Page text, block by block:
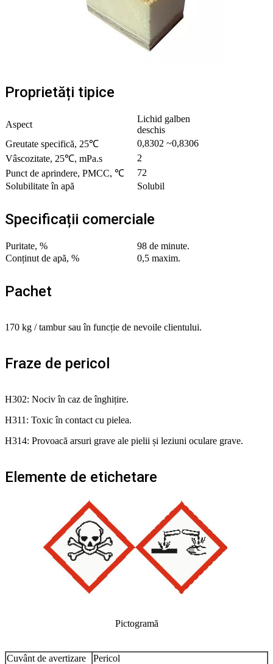
Proprietăți tipice
Aspect
Lichid galben
deschis
Greutate specifică, 25℃
0,8302 ~0,8306
Vâscozitate, 25℃, mPa.s
2
Punct de aprindere, PMCC, ℃
72
Solubilitate în apă
Solubil
Specificații comerciale
Puritate, %
98 de minute.
Conținut de apă, %
0,5 maxim.
Pachet
170 kg / tambur sau în funcție de nevoile clientului.
Fraze de pericol
H302: Nociv în caz de înghițire.
H311: Toxic în contact cu pielea.
H314: Provoacă arsuri grave ale pielii și leziuni oculare grave.
Elemente de etichetare
Pictogramă
Cuvânt de avertizare
Pericol